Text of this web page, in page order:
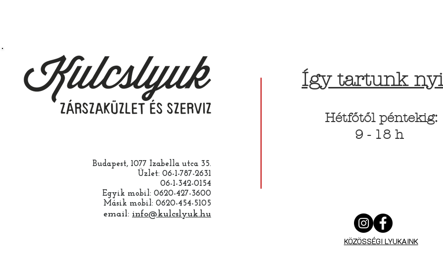
Budapest, 1077 Izabella utca 35.
Üzlet: 06-1-787-2631
06-1-342-0154
Egyik mobil: 0620-427-3600
Másik mobil: 0620-454-5105
email: info@kulcslyuk.hu
Így tartunk
Hétfőtől péntekig:
9 - 18 h
KÖZÖSSÉGI LYUKAINK